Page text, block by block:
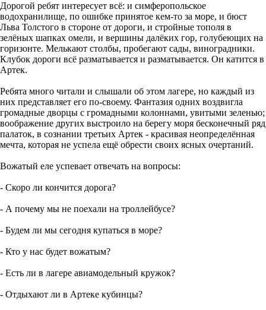
Дорогой ребят интересует всё: и симферопольское
водохранилище, по ошибке принятое кем-то за море, и бюст
Льва Толстого в стороне от дороги, и стройные тополя в
зелёных шапках омели, и вершины далёких гор, голубеющих на
горизонте. Мелькают столбы, пробегают сады, виноградники.
Клубок дороги всё разматывается и разматывается. Он катится в
Артек.
Ребята много читали и слышали об этом лагере, но каждый из
них представляет его по-своему. Фантазия одних воздвигла
громадные дворцы с громадными колоннами, увитыми зеленью;
воображение других выстроило на берегу моря бесконечный ряд
палаток, в сознании третьих Артек - красивая неопределённая
мечта, которая не успела ещё обрести своих ясных очертаний.
Вожатый еле успевает отвечать на вопросы:
- Скоро ли кончится дорога?
- А почему мы не поехали на троллейбусе?
- Будем ли мы сегодня купаться в море?
- Кто у нас будет вожатым?
- Есть ли в лагере авиамодельный кружок?
- Отдыхают ли в Артеке кубинцы?